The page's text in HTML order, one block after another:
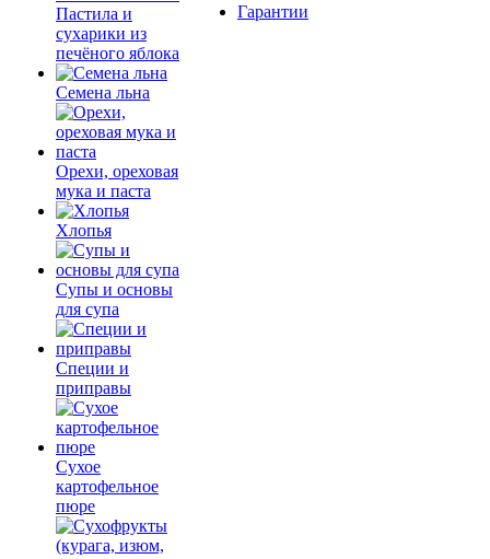
Пастила и
сухарики из
печёного яблока
Семена льна
Орехи, ореховая
мука и паста
Хлопья
Супы и основы
для супа
Специи и
приправы
Сухое
картофельное
пюре
Гарантии